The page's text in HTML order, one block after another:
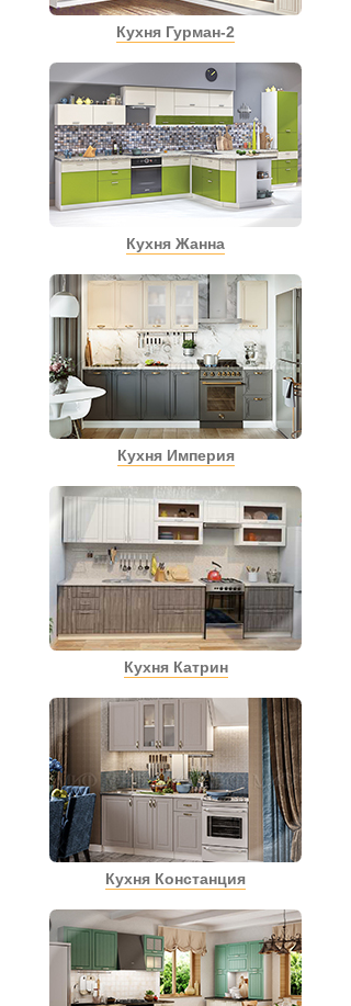
Кухня Гурман-2
Кухня Жанна
Кухня Империя
Кухня Катрин
Кухня Констанция